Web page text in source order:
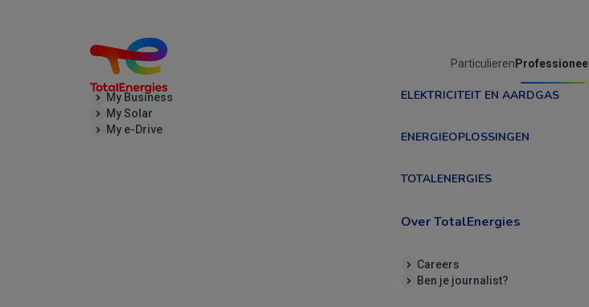
Particulieren Professioneel
My Business
My Solar
My e-Drive
ELEKTRICITEIT EN AARDGAS
ENERGIEOPLOSSINGEN
TOTALENERGIES
Over TotalEnergies
Careers
Ben je journalist?